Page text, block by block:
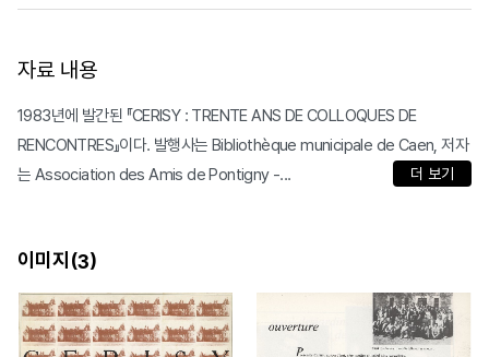
자료 내용
1983년에 발간된 『CERISY : TRENTE ANS DE COLLOQUES DE
RENCONTRES』이다. 발행사는 Bibliothèque municipale de Caen, 저자
는 Association des Amis de Pontigny -...
더 보기
이미지(3)